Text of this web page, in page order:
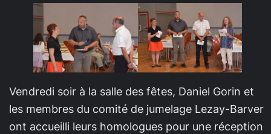
Vendredi soir à la salle des fêtes, Daniel Gorin et
les membres du comité de jumelage Lezay-Barver
ont accueilli leurs homologues pour une réception